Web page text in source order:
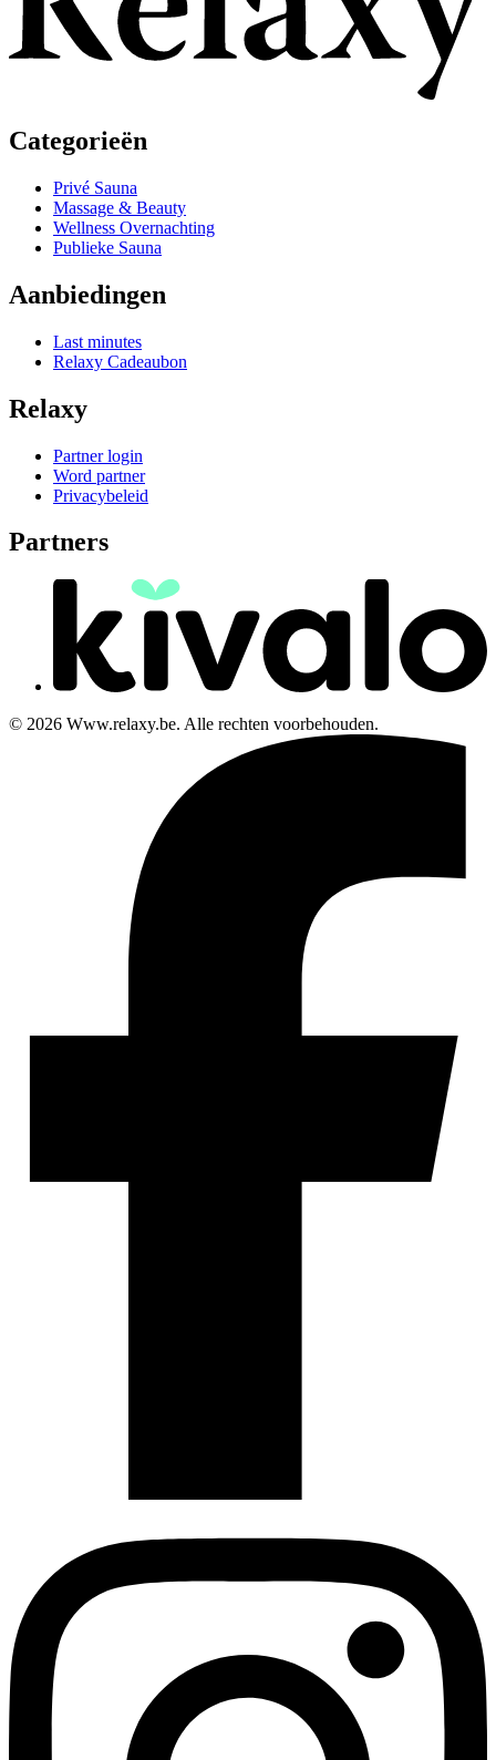
Categorieën
Privé Sauna
Massage & Beauty
Wellness Overnachting
Publieke Sauna
Aanbiedingen
Last minutes
Relaxy Cadeaubon
Relaxy
Partner login
Word partner
Privacybeleid
Partners
© 2026 Www.relaxy.be. Alle rechten voorbehouden.